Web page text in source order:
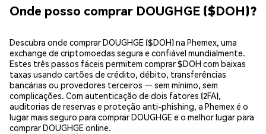
Onde posso comprar DOUGHGE ($DOH)?
Descubra onde comprar DOUGHGE ($DOH) na Phemex, uma
exchange de criptomoedas segura e confiável mundialmente.
Estes três passos fáceis permitem comprar $DOH com baixas
taxas usando cartões de crédito, débito, transferências
bancárias ou provedores terceiros — sem mínimo, sem
complicações. Com autenticação de dois fatores (2FA),
auditorias de reservas e proteção anti-phishing, a Phemex é o
lugar mais seguro para comprar DOUGHGE e o melhor lugar para
comprar DOUGHGE online.